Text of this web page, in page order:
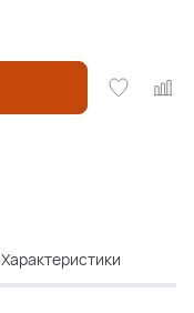
Характеристики